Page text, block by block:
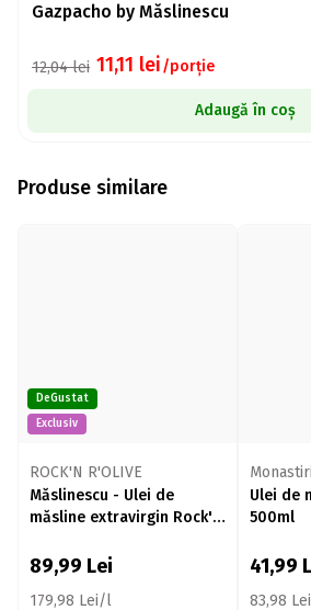
Gazpacho by Măslinescu
12,04lei 11,11 lei/porție
Adaugă în coș
Produse similare
DeGustat
Exclusiv
ROCK'N R'OLIVE
Măslinescu - Ulei de
măsline extravirgin Rock'n
89,99 Lei
179,98 Lei/l
Monastiri
Ulei de
500ml
41,99
83,98